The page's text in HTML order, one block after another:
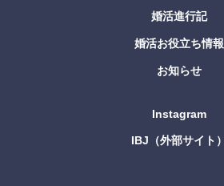
婚活進行記
婚活お役立ち情報
お知らせ
Instagram
IBJ（外部サイト）